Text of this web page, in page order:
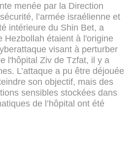
menée par la Direction
l’armée israélienne et
intérieure du Shin Bet, a
Hezbollah étaient à l'origine
visant à perturber
l'hôpital Ziv de Tzfat, il y a
L’attaque a pu être déjouée
son objectif, mais des
sensibles stockées dans
de l’hôpital ont été